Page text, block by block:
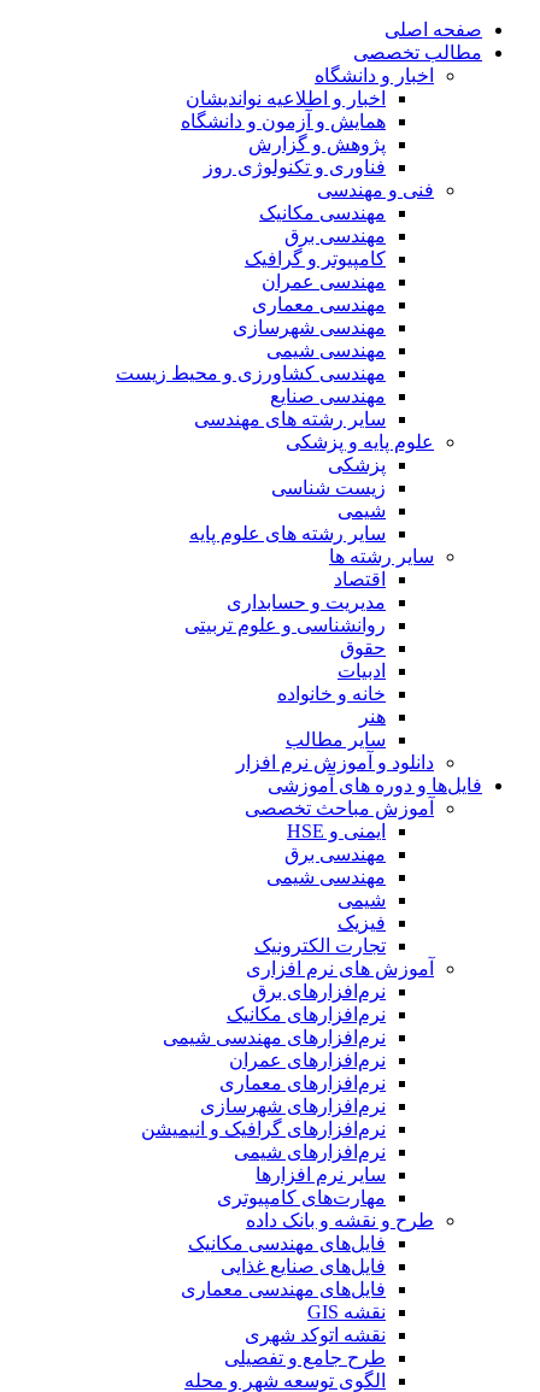
صفحه اصلی
مطالب تخصصی
اخبار و دانشگاه
اخبار و اطلاعیه نواندیشان
همایش و آزمون و دانشگاه
پژوهش و گزارش
فناوری و تکنولوژی روز
فنی و مهندسی
مهندسی مکانیک
مهندسی برق
کامپیوتر و گرافیک
مهندسی عمران
مهندسی معماری
مهندسی شهرسازی
مهندسی شیمی
مهندسی کشاورزی و محیط زیست
مهندسی صنایع
سایر رشته های مهندسی
علوم پایه و پزشکی
پزشکی
زیست شناسی
شیمی
سایر رشته های علوم پایه
سایر رشته ها
اقتصاد
مدیریت و حسابداری
روانشناسی و علوم تربیتی
حقوق
ادبیات
خانه و خانواده
هنر
سایر مطالب
دانلود و آموزش نرم افزار
فایل‌ها و دوره های آموزشی
آموزش مباحث تخصصی
ایمنی و HSE
مهندسی برق
مهندسی شیمی
شیمی
فیزیک
تجارت الکترونیک
آموزش های نرم افزاری
نرم‌افزارهای برق
نرم‌افزارهای مکانیک
نرم‌افزارهای مهندسی شیمی
نرم‌افزارهای عمران
نرم‌افزارهای معماری
نرم‌افزارهای شهرسازی
نرم‌افزارهای گرافیک و انیمیشن
نرم‌افزارهای شیمی
سایر نرم افزارها
مهارت‌های کامپیوتری
طرح و نقشه و بانک داده
فایل‌های مهندسی مکانیک
فایل‌های صنایع غذایی
فایل‌های مهندسی معماری
نقشه GIS
نقشه اتوکد شهری
طرح جامع و تفصیلی
الگوی توسعه شهر و محله